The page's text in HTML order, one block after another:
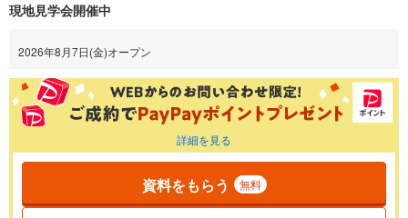
現地見学会開催中
2026年8月7日(金)オープン
詳細を見る
資料をもらう 無料